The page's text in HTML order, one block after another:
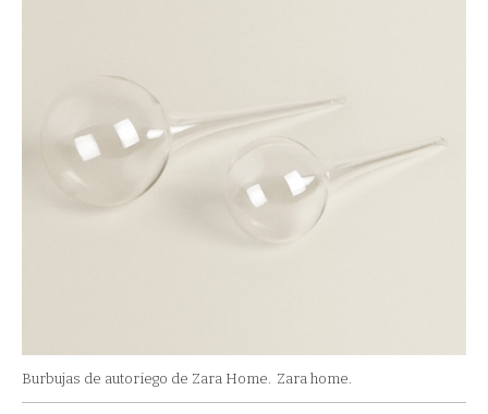
Burbujas de autoriego de Zara Home. Zara home.